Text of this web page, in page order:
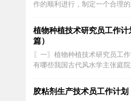
实验仪器都要亲自调试后，方
作的顺利进行，制定一个合理
定具体而有效的工作计划，以确
和质量保障。下面将详细介绍一
计划的具体步骤和注意事项。安
目启动阶段进行调研和分析，
植物种植技术研究员工作计
篇）
〖一〗植物种植技术研究员工
有哪些我国古代风水学主张庭
气、增旺增吉”四大功能。另外
以减少空气污染和噪声危害，创
胶粘剂生产技术员工作计划